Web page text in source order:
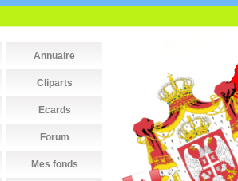
Annuaire
Cliparts
Ecards
Forum
Mes fonds